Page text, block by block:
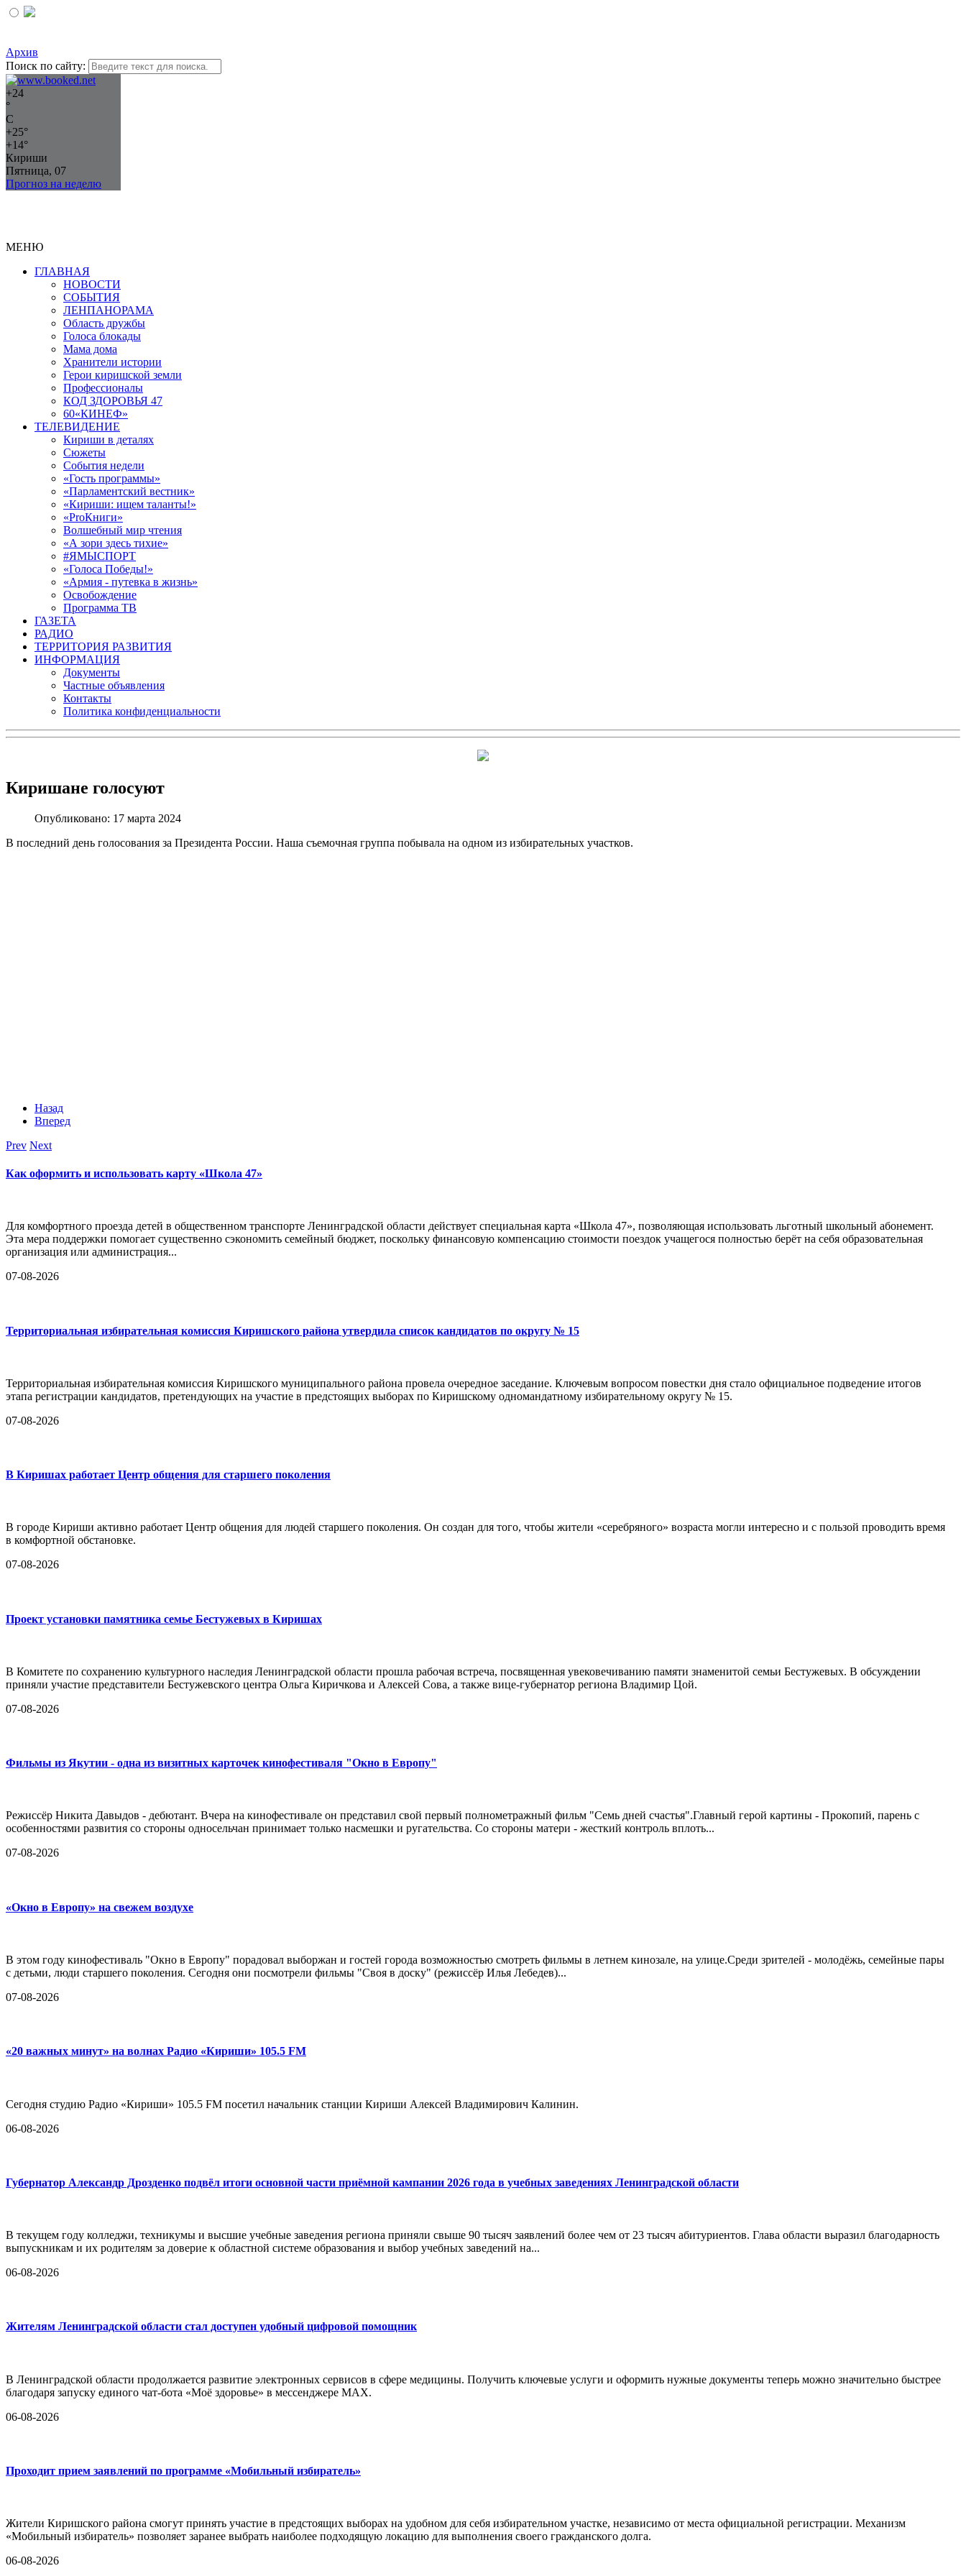
Архив
Поиск по сайту:
+24
°
C
+25°
+14°
Кириши
Пятница, 07
Прогноз на неделю
МЕНЮ
ГЛАВНАЯ
НОВОСТИ
СОБЫТИЯ
ЛЕНПАНОРАМА
Область дружбы
Голоса блокады
Мама дома
Хранители истории
Герои киришской земли
Профессионалы
КОД ЗДОРОВЬЯ 47
60«КИНЕФ»
ТЕЛЕВИДЕНИЕ
Кириши в деталях
Сюжеты
События недели
«Гость программы»
«Парламентский вестник»
«Кириши: ищем таланты!»
«ProКниги»
Волшебный мир чтения
«А зори здесь тихие»
#ЯМЫСПОРТ
«Голоса Победы!»
«Армия - путевка в жизнь»
Освобождение
Программа ТВ
ГАЗЕТА
РАДИО
ТЕРРИТОРИЯ РАЗВИТИЯ
ИНФОРМАЦИЯ
Документы
Частные объявления
Контакты
Политика конфиденциальности
Киришане голосуют
Опубликовано: 17 марта 2024
В последний день голосования за Президента России. Наша съемочная группа побывала на одном из избирательных участков.
Назад
Вперед
Prev Next
Как оформить и использовать карту «Школа 47»
Для комфортного проезда детей в общественном транспорте Ленинградской области действует специальная карта «Школа 47», позволяющая использовать льготный школьный абонемент.
Эта мера поддержки помогает существенно сэкономить семейный бюджет, поскольку финансовую компенсацию стоимости поездок учащегося полностью берёт на себя образовательная
организация или администрация...
07-08-2026
Территориальная избирательная комиссия Киришского района утвердила список кандидатов по округу № 15
Территориальная избирательная комиссия Киришского муниципального района провела очередное заседание. Ключевым вопросом повестки дня стало официальное подведение итогов
этапа регистрации кандидатов, претендующих на участие в предстоящих выборах по Киришскому одномандатному избирательному округу № 15.
07-08-2026
В Киришах работает Центр общения для старшего поколения
В городе Кириши активно работает Центр общения для людей старшего поколения. Он создан для того, чтобы жители «серебряного» возраста могли интересно и с пользой проводить время
в комфортной обстановке.
07-08-2026
Проект установки памятника семье Бестужевых в Киришах
В Комитете по сохранению культурного наследия Ленинградской области прошла рабочая встреча, посвященная увековечиванию памяти знаменитой семьи Бестужевых. В обсуждении
приняли участие представители Бестужевского центра Ольга Киричкова и Алексей Сова, а также вице-губернатор региона Владимир Цой.
07-08-2026
Фильмы из Якутии - одна из визитных карточек кинофестиваля "Окно в Европу"
Режиссёр Никита Давыдов - дебютант. Вчера на кинофестивале он представил свой первый полнометражный фильм "Семь дней счастья".Главный герой картины - Прокопий, парень с
особенностями развития со стороны односельчан принимает только насмешки и ругательства. Со стороны матери - жесткий контроль вплоть...
07-08-2026
«Окно в Европу» на свежем воздухе
В этом году кинофестиваль "Окно в Европу" порадовал выборжан и гостей города возможностью смотреть фильмы в летнем кинозале, на улице.Среди зрителей - молодёжь, семейные пары
с детьми, люди старшего поколения. Сегодня они посмотрели фильмы "Своя в доску" (режиссёр Илья Лебедев)...
07-08-2026
«20 важных минут» на волнах Радио «Кириши» 105.5 FM
Сегодня студию Радио «Кириши» 105.5 FM посетил начальник станции Кириши Алексей Владимирович Калинин.
06-08-2026
Губернатор Александр Дрозденко подвёл итоги основной части приёмной кампании 2026 года в учебных заведениях Ленинградской области
В текущем году колледжи, техникумы и высшие учебные заведения региона приняли свыше 90 тысяч заявлений более чем от 23 тысяч абитуриентов. Глава области выразил благодарность
выпускникам и их родителям за доверие к областной системе образования и выбор учебных заведений на...
06-08-2026
Жителям Ленинградской области стал доступен удобный цифровой помощник
В Ленинградской области продолжается развитие электронных сервисов в сфере медицины. Получить ключевые услуги и оформить нужные документы теперь можно значительно быстрее
благодаря запуску единого чат-бота «Моё здоровье» в мессенджере MAX.
06-08-2026
Проходит прием заявлений по программе «Мобильный избиратель»
Жители Киришского района смогут принять участие в предстоящих выборах на удобном для себя избирательном участке, независимо от места официальной регистрации. Механизм
«Мобильный избиратель» позволяет заранее выбрать наиболее подходящую локацию для выполнения своего гражданского долга.
06-08-2026